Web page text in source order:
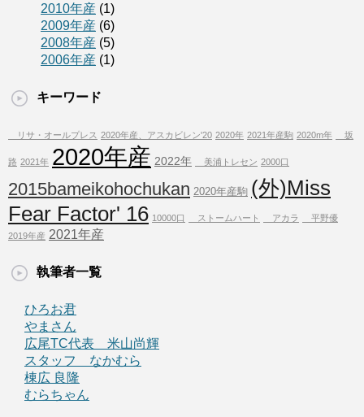
2010年産 (1)
2009年産 (6)
2008年産 (5)
2006年産 (1)
キーワード
リサ・オールプレス 2020年産、アスカビレン'20 2020年 2021年産駒 2020m年 坂
路 2021年 2020年産 2022年 美浦トレセン 2000口
2015bameikohochukan 2020年産駒 (外)Miss
Fear Factor' 16 10000口 ストームハート アカラ
平野優
2019年産 2021年産
執筆者一覧
ひろお君
やまさん
広尾TC代表 米山尚輝
スタッフ なかむら
棟広 良隆
むらちゃん